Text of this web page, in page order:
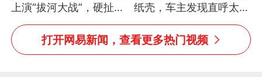
上演“拔河大战”，硬扯加
铁棒敲打方才挣脱
纸壳，车主发现直呼太危
险，“拍出来让大家都避
免这个危险”
打开网易新闻，查看更多热门视频